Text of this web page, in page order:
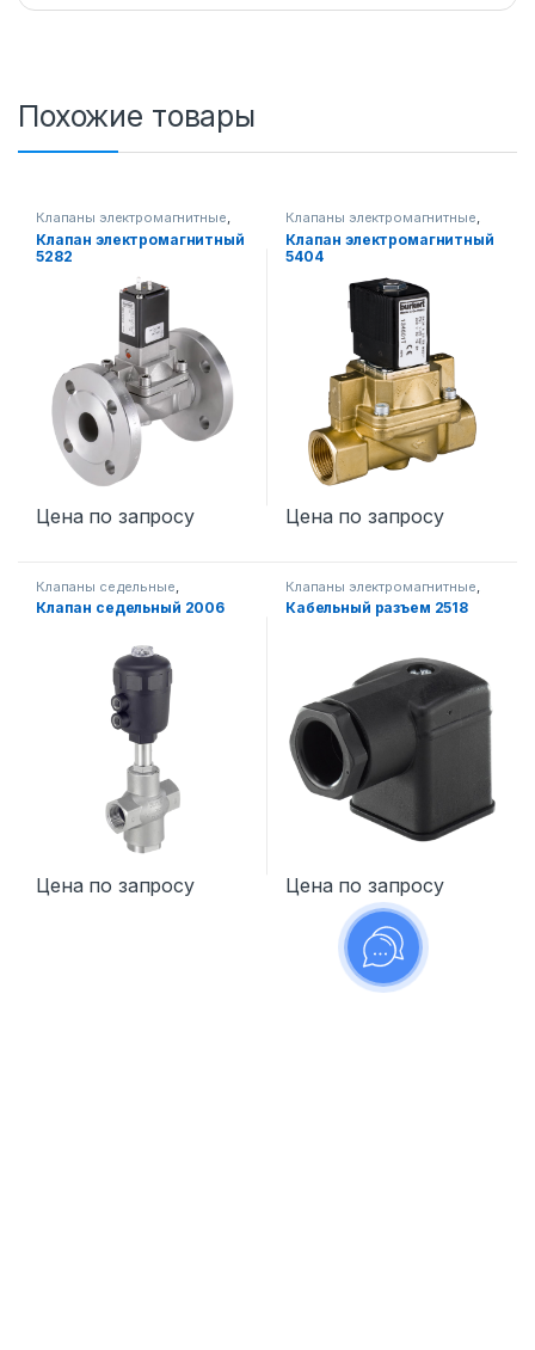
Похожие товары
Клапаны электромагнитные,
Промышленная запорная
арматура
Клапан электромагнитный
5282
Цена по запросу
Клапаны электромагнитные,
Промышленная запорная
арматура
Клапан электромагнитный
5404
Цена по запросу
Клапаны седельные
Промышленная запорная
арматура
Клапан седельный 2006
Цена по запросу
Клапаны электромагнитные
Промышленная запорная
арматура
Кабельный разъем 2518
Цена по запросу